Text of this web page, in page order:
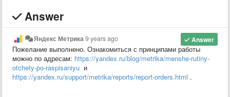
Answer
Answer
Яндекс Метрика 9 years ago
Пожелание выполнено. Ознакомиться с принципами работы
можно по адресам: https://yandex.ru/blog/metrika/menshe-rutiny-
otchety-po-raspisaniyu и
https://yandex.ru/support/metrika/reports/report-orders.html .